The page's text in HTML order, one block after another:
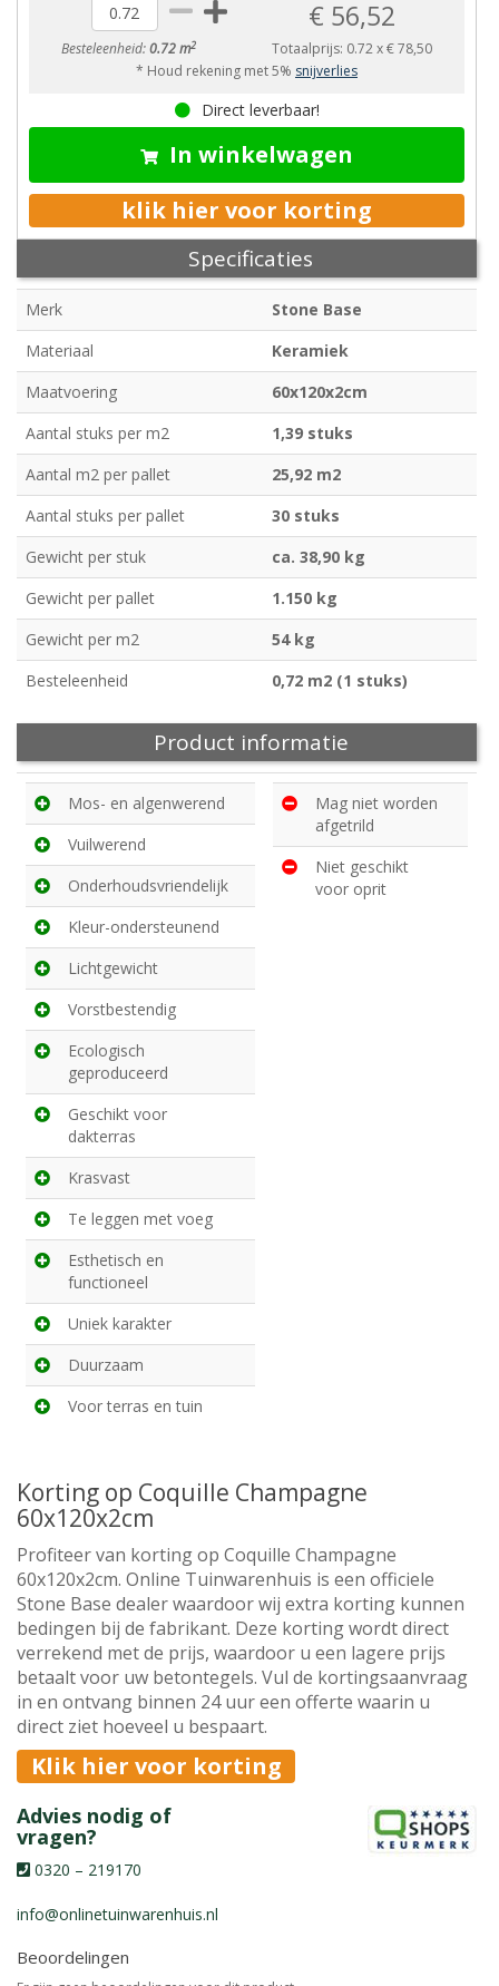
Besteleenheid:0.72 m2
€ 56,52
Totaalprijs: 0.72x€ 78,50
* Houd rekening met 5% snijverlies
Direct leverbaar!
In winkelwagen
klik hier voor korting
Specificaties
Merk
Stone Base
Materiaal
Keramiek
Maatvoering
60x120x2cm
Aantal stuks per m2
1,39 stuks
Aantal m2 per pallet
25,92 m2
Aantal stuks per pallet
30 stuks
Gewicht per stuk
ca. 38,90 kg
Gewicht per pallet
1.150 kg
Gewicht per m2
54 kg
Besteleenheid
0,72 m2 (1 stuks)
Product informatie
Mos- en algenwerend
Vuilwerend
Onderhoudsvriendelijk
Kleur-ondersteunend
Lichtgewicht
Vorstbestendig
Ecologisch
geproduceerd
Geschikt voor
dakterras
Krasvast
Te leggen met voeg
Esthetisch en
functioneel
Uniek karakter
Duurzaam
Voor terras en tuin
Mag niet worden
afgetrild
Niet geschikt
voor oprit
Korting op Coquille Champagne
60x120x2cm
Profiteer van korting op Coquille Champagne
60x120x2cm. Online Tuinwarenhuis is een officiele
Stone Base dealer waardoor wij extra korting kunnen
bedingen bij de fabrikant. Deze korting wordt direct
verrekend met de prijs, waardoor u een lagere prijs
betaalt voor uw betontegels. Vul de kortingsaanvraag
in en ontvang binnen 24 uur een offerte waarin u
direct ziet hoeveel u bespaart.
Klik hier voor korting
Advies nodig of
vragen?
0320 – 219170
info@onlinetuinwarenhuis.nl
Beoordelingen